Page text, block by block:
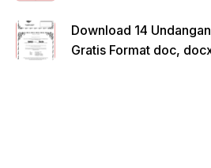
Download 14
Gratis Format doc,